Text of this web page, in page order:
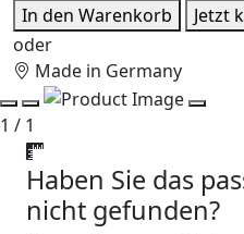
In den Warenkorb
Jetzt
oder
Made in Germany
1 / 1
Haben Sie das
nicht gefunden?